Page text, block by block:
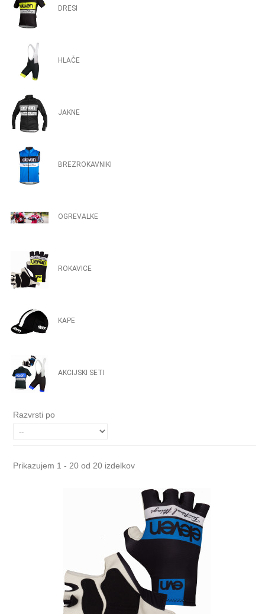
DRESI
HLAČE
JAKNE
BREZROKAVNIKI
OGREVALKE
ROKAVICE
KAPE
AKCIJSKI SETI
Razvrsti po
Prikazujem 1 - 20 od 20 izdelkov